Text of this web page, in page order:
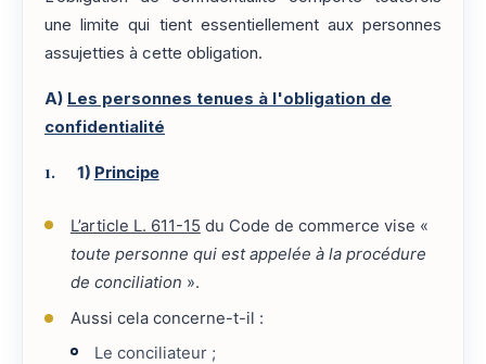
une limite qui tient essentiellement aux personnes
assujetties à cette obligation.
A) Les personnes tenues à l'obligation de
confidentialité
1) Principe
L’article L. 611-15 du Code de commerce vise «
toute personne qui est appelée à la procédure
de conciliation ».
Aussi cela concerne-t-il :
Le conciliateur ;